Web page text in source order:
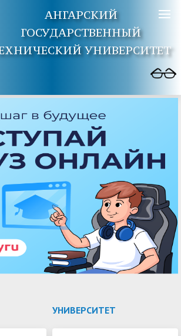
АНГАРСКИЙ
ГОСУДАРСТВЕННЫЙ
УНИВЕРСИТЕТ
УНИВЕРСИТЕТ